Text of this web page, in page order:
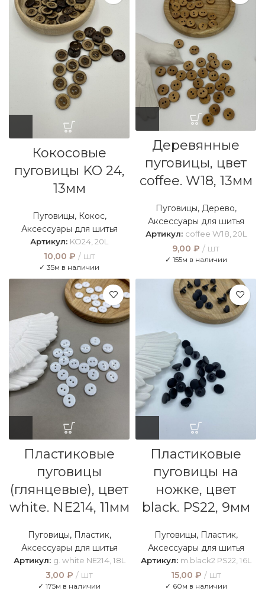
Кокосовые
пуговицы KO 24,
13мм
Пуговицы, Кокос,
Аксессуары для шитья
Артикул: KO24, 20L
10,00 ₽ шт
✓ 35м в наличии
Деревянные
пуговицы, цвет
coffee. W18, 13мм
Пуговицы, Дерево,
Аксессуары для шитья
Артикул: coffee W18, 20L
9,00 ₽ шт
✓ 155м в наличии
Пластиковые
пуговицы
(глянцевые), цвет
white. NE214, 11мм
Пуговицы, Пластик,
Аксессуары для шитья
Артикул: g. white NE214, 18L
3,00 ₽ шт
✓ 175м в наличии
Пластиковые
пуговицы на
ножке, цвет
black. PS22, 9мм
Пуговицы, Пластик,
Аксессуары для шитья
Артикул: m.black2 PS22, 16L
15,00 ₽ шт
✓ 60м в наличии